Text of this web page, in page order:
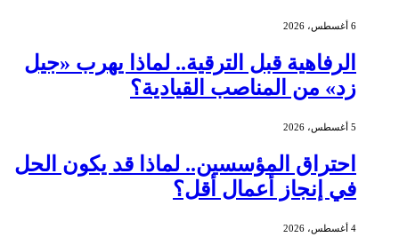
6 أغسطس، 2026
الرفاهية قبل الترقية.. لماذا يهرب «جيل
زد» من المناصب القيادية؟
5 أغسطس، 2026
احتراق المؤسسين.. لماذا قد يكون الحل
في إنجاز أعمال أقل؟
4 أغسطس، 2026